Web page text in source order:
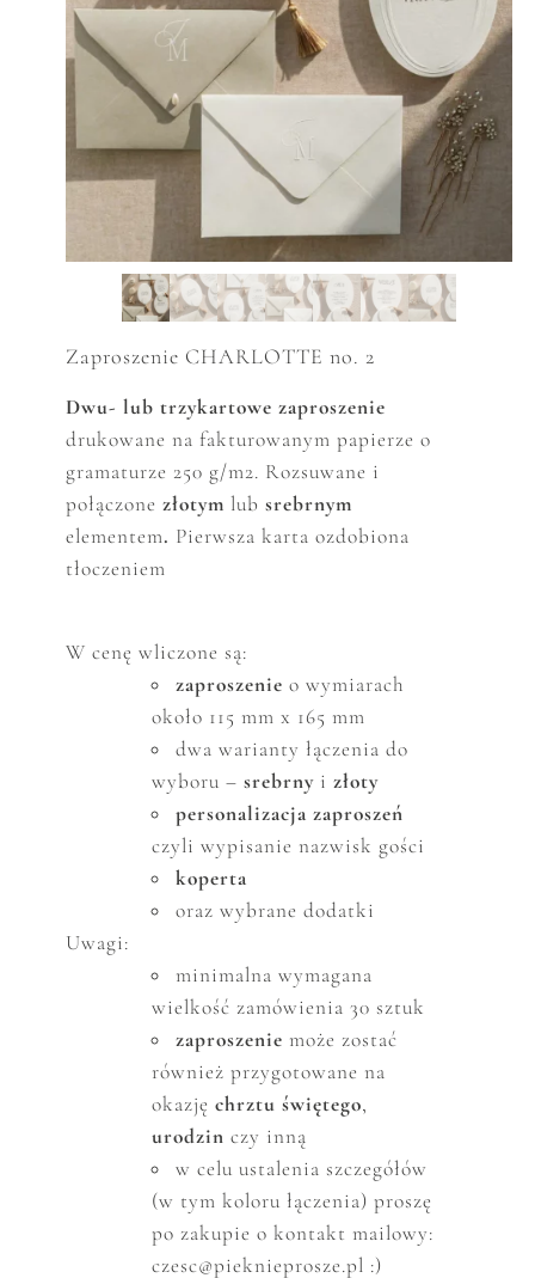
Zaproszenie CHARLOTTE no. 2
Dwu- lub trzykartowe zaproszenie
drukowane na fakturowanym papierze o
gramaturze 250 g/m2. Rozsuwane i
połączone złotym lub srebrnym
elementem. Pierwsza karta ozdobiona
tłoczeniem
W cenę wliczone są:
zaproszenie o wymiarach
około 115 mm x 165 mm
dwa warianty łączenia do
wyboru – srebrnyi złoty
personalizacja zaproszeń
czyli wypisanie nazwisk gości
koperta
oraz wybrane dodatki
Uwagi:
minimalna wymagana
wielkość zamówienia 30 sztuk
zaproszenie może zostać
również przygotowane na
okazję chrztu świętego,
urodzin czy inną
w celu ustalenia szczegółów
(w tym koloru łączenia) proszę
po zakupie o kontakt mailowy:
czesc@pieknieprosze.pl :)